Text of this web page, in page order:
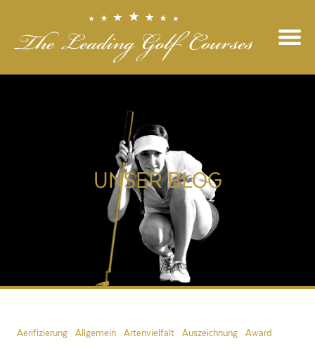
UNSER BLOG
Aerifizierung Allgemein Artenvielfalt Auszeichnung Award